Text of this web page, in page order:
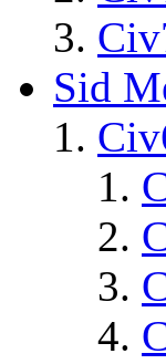
Sid